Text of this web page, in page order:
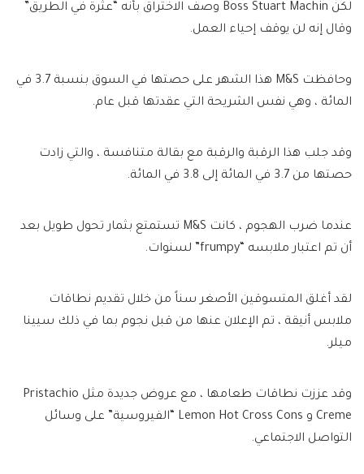
لكن Boss Stuart Machin وصف الاختراق بأنه “عثرة في الطريق”
وقال إنه لن يوقف إحياء العمل.
وحافظت M&S هذا الشهر على حصتها في السوق بنسبة 3.7 في
المائة ، وهي نفس الشريحة التي عقدتها قبل عام.
وقد جلب هذا الرقبة والرقبة مع بقالة متنافسة ، والتي زادت
حصتها من 3.7 في المائة إلى 3.8 في المائة.
عندما ضرب الهجوم ، كانت M&S تستمتع بثمار تحول طويل بعد
أن تم اعتبار ملابسه “frumpy” لسنوات.
لقد أغلق المتسوقين الأصغر سناً من خلال تقديم نطاقات
ملابس أنيقة ، تم الإعلان عنها من قبل نجوم بما في ذلك سيينا
ميلر.
وقد عززت نطاقات طعامها ، مع عروض جديدة مثل Pristachio
Creme و Lemon Hot Cross Cons “الفيروسية” على وسائل
التواصل الاجتماعي.